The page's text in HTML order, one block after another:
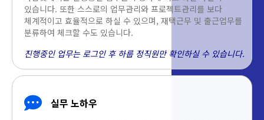
있습니다. 또한 스스로의 업무관리와 프로젝트관리를 보다
체계적이고 효율적으로 하실 수 있으며, 재택근무 및 출근업무를
분류하여 체크할 수도 있습니다.
진행중인 업무는 로그인 후 하룹 정직원만 확인하실 수 있습니다.
실무 노하우